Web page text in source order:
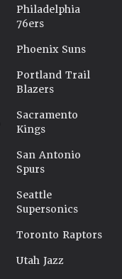
Philadelphia
76ers
Phoenix Suns
Portland Trail
Blazers
Sacramento
Kings
San Antonio
Spurs
Seattle
Supersonics
Toronto Raptors
Utah Jazz